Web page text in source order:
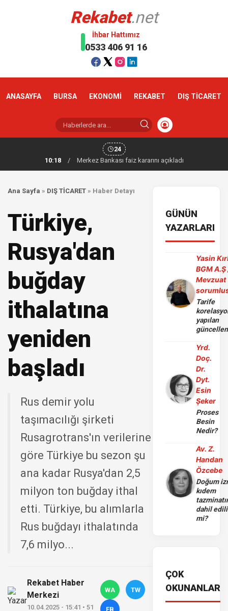
Rekabet.net
İhbar Hattımız
0533 406 91 16
ANASAYFA BURSA EKONOMİ REKABET DIŞ TİCARET
24
10:18
/ Merkez Bankası faiz kararını açıkladı
Ana Sayfa » DIŞ TİCARET » Haber Detayı
Türkiye,
Rusya'dan
buğday
ithalatına
yeniden
başladı
Rus demir yolu
taşımacılığı şirketi
Rusagrotrans'ın verilerine
göre Türkiye bu sezon şu
ana kadar Rusya'dan 2,5
milyon ton buğday ithal
etti. Türkiye, bu alımlarla
Rus buğdayı ithalatında
7,6 milyo...
Rekabet Haber
Merkezi
10.04.2025 - 15:41 • 51
WA TW
FB
GÜNÜN
YAZARLARI
Yasin
BGM A.Ş
Mevzuat
Tarife
yapılan
Yrd.
Doç.
Dr.
Dyt.
Esin
Şeker
Proses
Besin
Nedir?
Av. Z.
Handan
Özcebe
Doğum
kıdem
dahil
mi?
ÇOK
OKUNANLAR